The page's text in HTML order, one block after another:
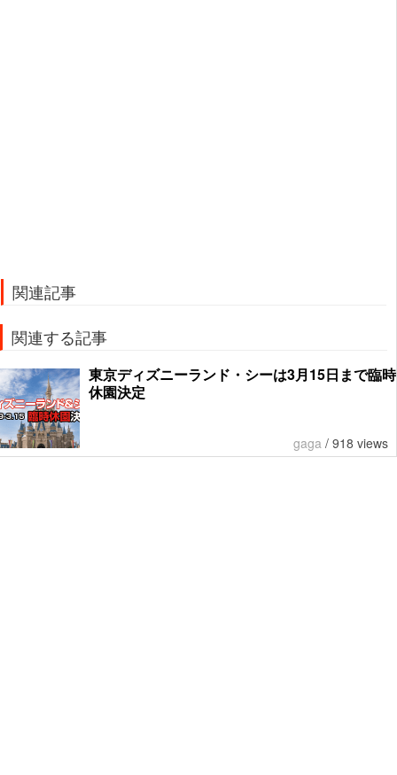
関連記事
関連する記事
東京ディズニーランド・シーは3月15日まで臨時
休園決定
gaga / 918 views